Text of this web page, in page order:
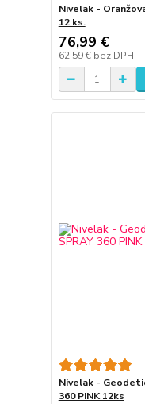
Nivelak -
12 ks.
76,99 €
62,59 € bez DPH
Nivelak -
360 PINK 12ks